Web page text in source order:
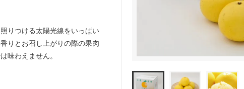
りつける太陽光線をいっぱい
りとお召し上がりの際の果肉
味わえません。